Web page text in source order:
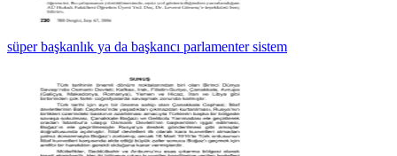
süper başkanlık ya da başkancı parlamenter sistem